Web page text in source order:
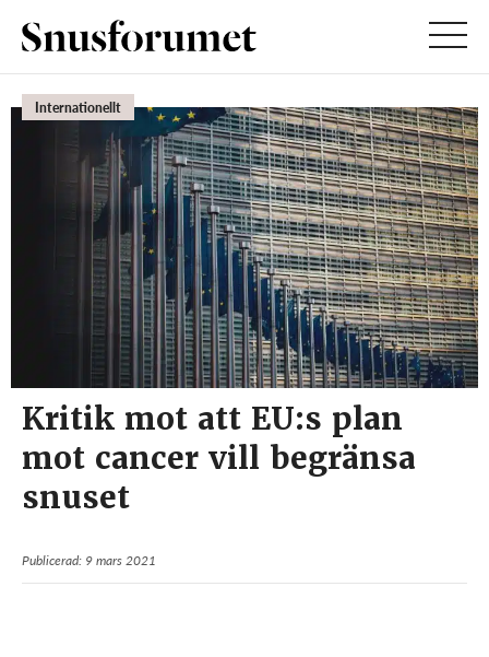
Internationellt
Kritik mot att EU:s plan
mot cancer vill begränsa
snuset
Publicerad: 9 mars 2021